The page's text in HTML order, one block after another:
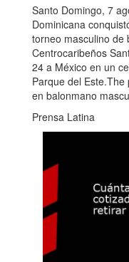
Santo Domingo, 7
Dominicana
torneo masculino de
Centrocaribeños
24 a México en un
Parque del
en balonmano
Prensa Latina